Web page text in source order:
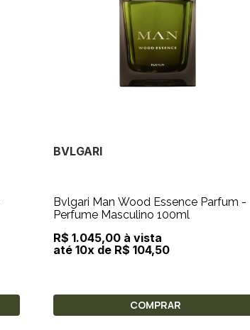
BVLGARI
Bvlgari Man Wood Essence Parfum -
Perfume Masculino 100ml
R$ 1.045,00 à vista
até 10x de R$ 104,50
COMPRAR